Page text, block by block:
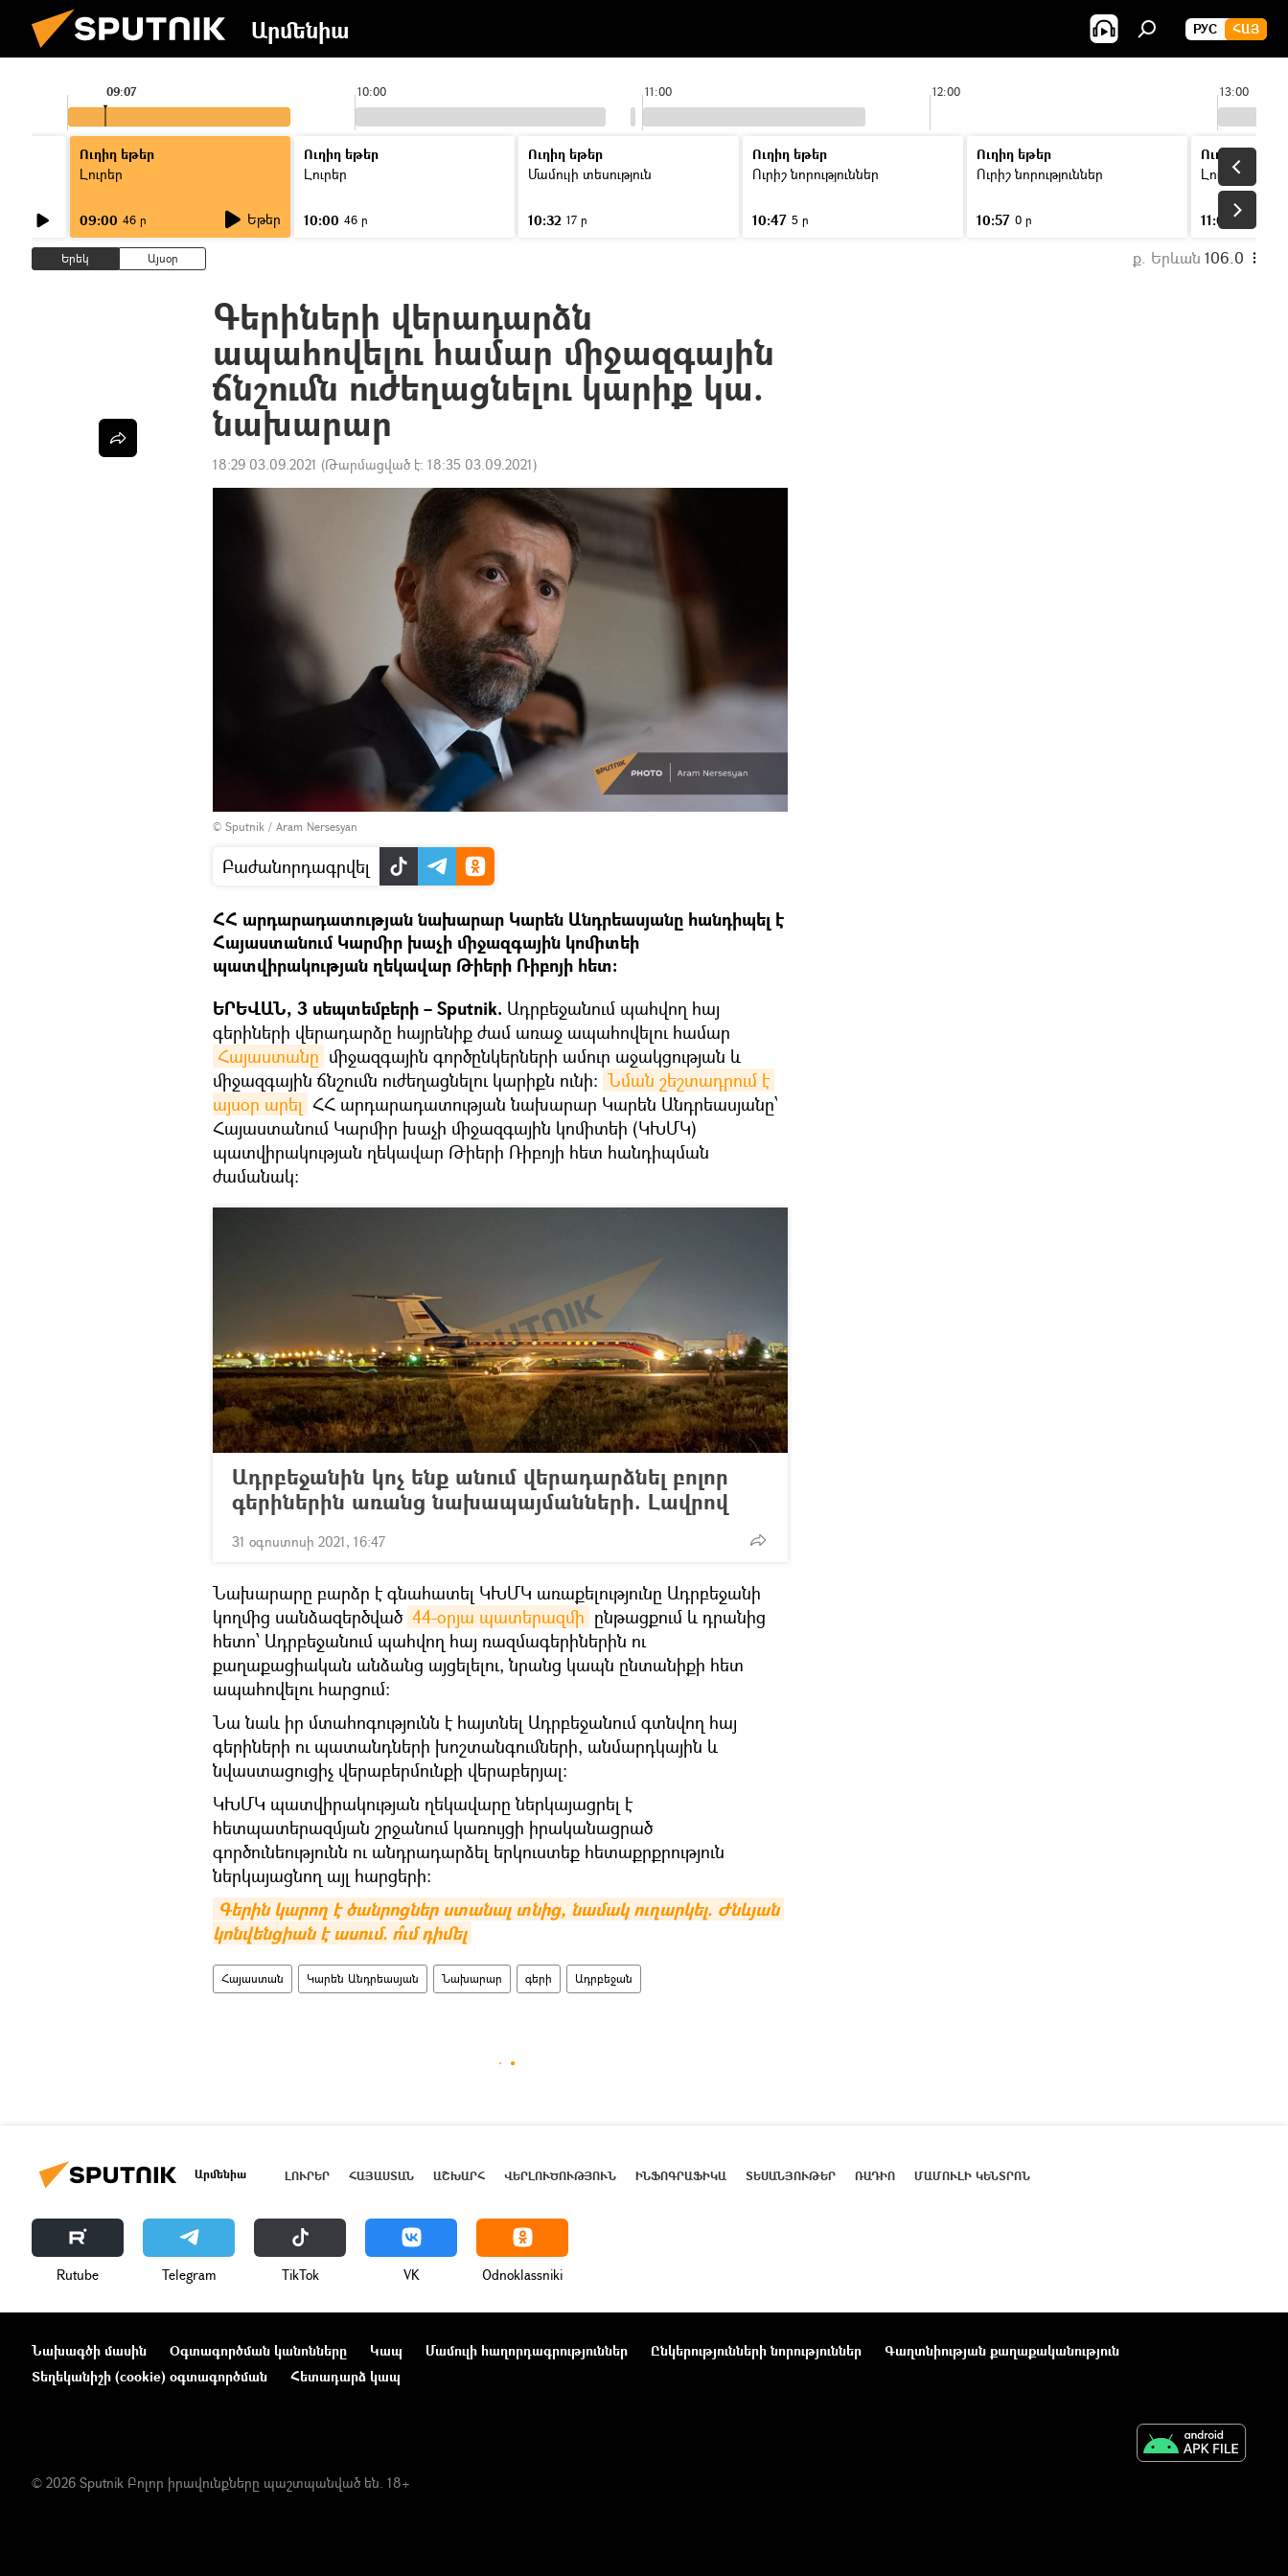
Արմենիա РУС ՀԱՅ
10:00 11:00 12:00 13:00
09:07
Ուղիղ եթեր
Լուրեր
09:00 46 ր Եթեր
Ուղիղ եթեր
Լուրեր
10:00 46 ր
Ուղիղ եթեր
Մամուլի տեսություն
10:32 17 ր
Ուղիղ եթեր
Ուրիշ նորություններ
10:47 5 ր
Ուղիղ եթեր
Ուրիշ նորություններ
10:57 0 ր
Ուղիղ եթեր
Լուրեր
11:00
Երեկ Այսօր ք. Երևան 106.0
Գերիների վերադարձն
ապահովելու համար միջազգային
ճնշումն ուժեղացնելու կարիք կա.
նախարար
18:29 03.09.2021 (Թարմացված է: 18:35 03.09.2021)
© Sputnik / Aram Nersesyan
Բաժանորդագրվել
ՀՀ արդարադատության նախարար Կարեն Անդրեասյանը հանդիպել է
Հայաստանում Կարմիր խաչի միջազգային կոմիտեի
պատվիրակության ղեկավար Թիերի Ռիբոյի հետ։
ԵՐԵՎԱՆ, 3 սեպտեմբերի – Sputnik. Ադրբեջանում պահվող հայ
գերիների վերադարձը հայրենիք ժամ առաջ ապահովելու համար
Հայաստանը միջազգային գործընկերների ամուր աջակցության և
միջազգային ճնշումն ուժեղացնելու կարիքն ունի։ Նման շեշտադրում է
այսօր արել ՀՀ արդարադատության նախարար Կարեն Անդրեասյանը՝
Հայաստանում Կարմիր խաչի միջազգային կոմիտեի (ԿԽՄԿ)
պատվիրակության ղեկավար Թիերի Ռիբոյի հետ հանդիպման
ժամանակ։
Ադրբեջանին կոչ ենք անում վերադարձնել բոլոր
գերիներին առանց նախապայմանների. Լավրով
31 օգոստոսի 2021, 16:47
Նախարարը բարձր է գնահատել ԿԽՄԿ առաքելությունը Ադրբեջանի
կողմից սանձազերծված 44-օրյա պատերազմի ընթացքում և դրանից
հետո՝ Ադրբեջանում պահվող հայ ռազմագերիներին ու
քաղաքացիական անձանց այցելելու, նրանց կապն ընտանիքի հետ
ապահովելու հարցում։
Նա նաև իր մտահոգությունն է հայտնել Ադրբեջանում գտնվող հայ
գերիների ու պատանդների խոշտանգումների, անմարդկային և
նվաստացուցիչ վերաբերմունքի վերաբերյալ։
ԿԽՄԿ պատվիրակության ղեկավարը ներկայացրել է
հետպատերազմյան շրջանում կառույցի իրականացրած
գործունեությունն ու անդրադարձել երկուստեք հետաքրքրություն
ներկայացնող այլ հարցերի։
Գերին կարող է ծանրոցներ ստանալ տնից, նամակ ուղարկել. Ժնևյան
կոնվենցիան է ասում. ո՞ւմ դիմել
Հայաստան Կարեն Անդրեասյան Նախարար գերի Ադրբեջան
Արմենիա ԼՈՒՐԵՐ ՀԱՅԱՍՏԱՆ ԱՇԽԱՐՀ ՎԵՐԼՈՒԾՈՒԹՅՈՒՆ ԻՆՖՈԳՐԱՖԻԿԱ ՏԵՍԱՆՅՈՒԹԵՐ ՌԱԴԻՈ ՄԱՄՈՒԼԻ ԿԵՆՏՐՈՆ
Rutube Telegram ТikТоk VK Odnoklassniki
Նախագծի մասին Օգտագործման կանոնները Կապ Մամուլի հաղորդագրություններ Ընկերությունների նորություններ
Գաղտնիության քաղաքականություն
Տեղեկանիշի (cookie) օգտագործման
Հետադարձ կապ
© 2026 Sputnik Բոլոր իրավունքները պաշտպանված են. 18+